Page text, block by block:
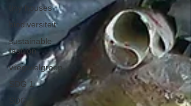
tiny houses
biodiversiteit
sustainable
fashion
vliegwielgroep
SDG 1
SDG 2